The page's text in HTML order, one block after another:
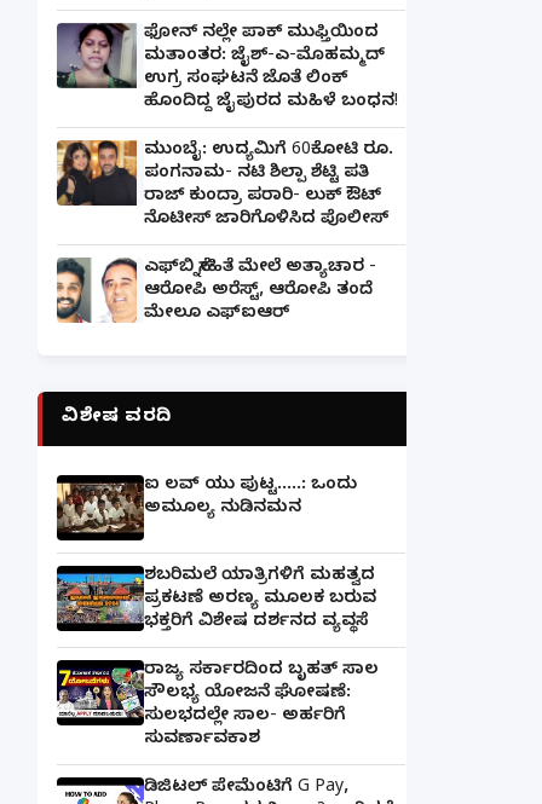
ಫೋನ್ ನಲ್ಲೇ ಪಾಕ್ ಮುಫ್ತಿಯಿಂದ
ಮತಾಂತರ: ಜೈಶ್-ಎ-ಮೊಹಮ್ಮದ್
ಉಗ್ರ ಸಂಘಟನೆ ಜೊತೆ ಲಿಂಕ್
ಹೊಂದಿದ್ದ ಜೈಪುರದ ಮಹಿಳೆ ಬಂಧನ!
ಮುಂಬೈ: ಉದ್ಯಮಿಗೆ 60ಕೋಟಿ ರೂ.
ಪಂಗನಾಮ- ನಟಿ ಶಿಲ್ಪಾ ಶೆಟ್ಟಿ ಪತಿ
ರಾಜ್ ಕುಂದ್ರಾ ಪರಾರಿ- ಲುಕ್ ಔಟ್
ನೊಟೀಸ್ ಜಾರಿಗೊಳಿಸಿದ ಪೊಲೀಸ್
ಎಫ್‌ಬಿ ಸ್ನೇಹಿತೆ ಮೇಲೆ ಅತ್ಯಾಚಾರ -
ಆರೋಪಿ ಅರೆಸ್ಟ್, ಆರೋಪಿ ತಂದೆ
ಮೇಲೂ ಎಫ್ಐಆರ್
ವಿಶೇಷ ವರದಿ
ಐ ಲವ್ ಯು ಪುಟ್ಟ.....: ಒಂದು
ಅಮೂಲ್ಯ ನುಡಿನಮನ
ಶಬರಿಮಲೆ ಯಾತ್ರಿಗಳಿಗೆ ಮಹತ್ವದ
ಪ್ರಕಟಣೆ ಅರಣ್ಯ ಮೂಲಕ ಬರುವ
ಭಕ್ತರಿಗೆ ವಿಶೇಷ ದರ್ಶನದ ವ್ಯವಸ್ಥೆ
ರಾಜ್ಯ ಸರ್ಕಾರದಿಂದ ಬೃಹತ್ ಸಾಲ
ಸೌಲಭ್ಯ ಯೋಜನೆ ಘೋಷಣೆ:
ಸುಲಭದಲ್ಲೇ ಸಾಲ- ಅರ್ಹರಿಗೆ
ಸುವರ್ಣಾವಕಾಶ
ಡಿಜಿಟಲ್ ಪೇಮೆಂಟಿಗೆ G Pay,